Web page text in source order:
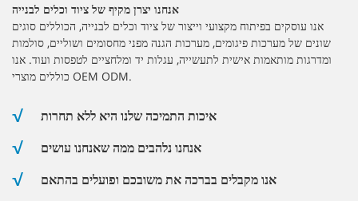
אנחנו יצרן מקיף של ציוד וכלים לבנייה
אנו עוסקים בפיתוח מקצועי וייצור של ציוד וכלים לבנייה, הכוללים סוגים
שונים של מערכות פיגומים, מערכות הגנה מפני מחסומים ושוליים, סולמות
ומדרגות מותאמות אישית לתעשייה, עגלות יד ומלחציים לטפסות ועוד. אנו
כוללים מוצרי OEM ODM.
איכות התמיכה שלנו היא ללא תחרות
אנחנו נלהבים ממה שאנחנו עושים
אנו מקבלים בברכה את משובכם ופועלים בהתאם